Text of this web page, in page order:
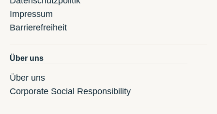
Impressum
Barrierefreiheit
Über uns
Über uns
Corporate Social Responsibility